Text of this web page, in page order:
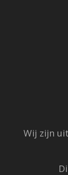
Wij zijn